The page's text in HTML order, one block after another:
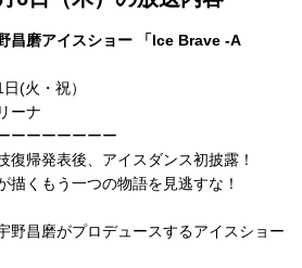
磨アイスショー 「Ice Brave -A
(火・祝）
ーナ
ーーーーーーー
復帰発表後、アイスダンス初披露！
描くもう一つの物語を見逃すな！
野昌磨がプロデュースするアイスショー